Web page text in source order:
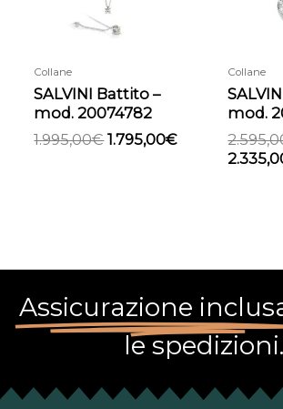
Collane
SALVINI Battito –
mod. 20074782
1.995,00€ 1.795,00€
Collane
mod.
Assicurazione
le spedizioni.